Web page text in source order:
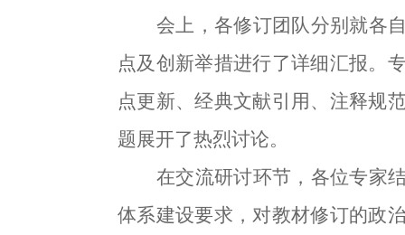
会上，各修订团队分别就各
点及创新举措进行了详细汇报。
点更新、经典文献引用、注释规
题展开了热烈讨论。
在交流研讨环节，各位专家
体系建设要求，对教材修订的政